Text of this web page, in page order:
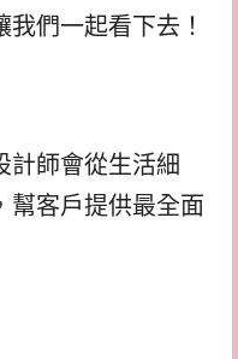
們一起看下去！
計師會從生活細
幫客戶提供最全面